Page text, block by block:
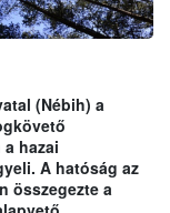
(Nébih) a
hazai
A hatóság az
összegezte a